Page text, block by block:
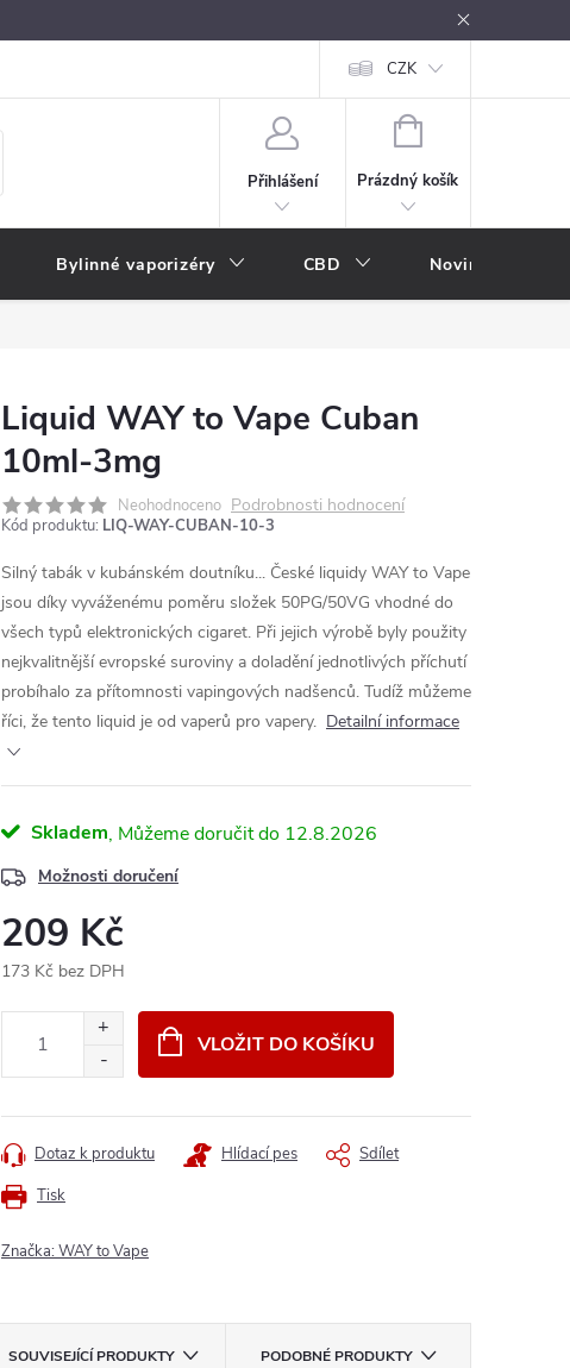
Vše o e-kouření Nákupní rádce
CZK
Přihlášení
NÁKUPNÍ
Prázdný košík
Bylinné vaporizéry CBD Novinky
Liquid WAY to Vape Cuban
10ml-3mg
Neohodnoceno Podrobnosti hodnocení
Kód produktu: LIQ-WAY-CUBAN-10-3
Silný tabák v kubánském doutníku... České liquidy WAY to Vape
jsou díky vyváženému poměru složek 50PG/50VG vhodné do
všech typů elektronických cigaret. Při jejich výrobě byly použity
nejkvalitnější evropské suroviny a doladění jednotlivých příchutí
probíhalo za přítomnosti vapingových nadšenců. Tudíž můžeme
říci, že tento liquid je od vaperů pro vapery. Detailní informace
Skladem 12.8.2026
Možnosti doručení
209 Kč
173 Kč bez DPH
VLOŽIT DO KOŠÍKU
Tisk
Dotaz k produktu Hlídací pes Sdílet
Značka:WAY to Vape
SOUVISEJÍCÍ PRODUKTY PODOBNÉ PRODUKTY